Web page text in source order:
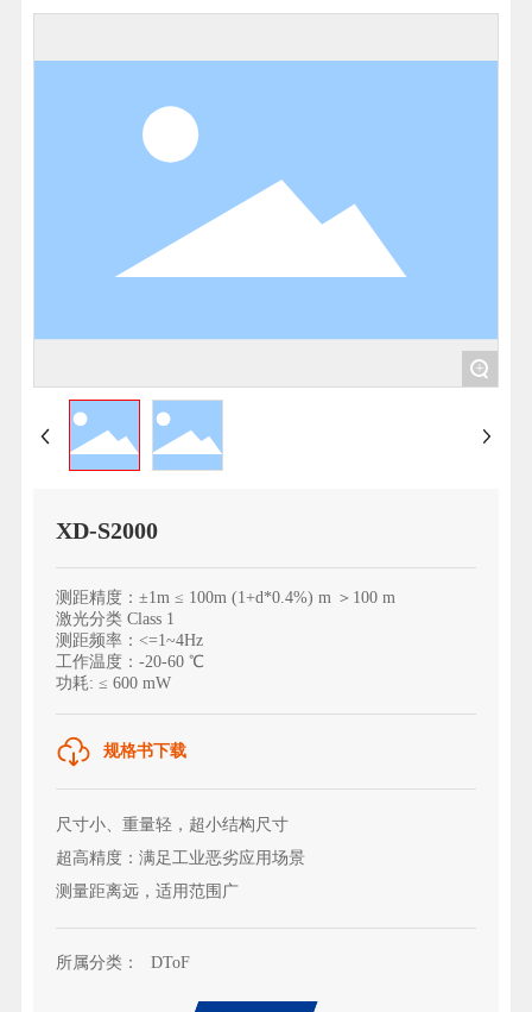
+
XD-S2000
测距精度：±1m ≤ 100m (1+d*0.4%) m ＞100 m
激光分类 Class 1
测距频率：<=1~4Hz
工作温度：-20-60 ℃
功耗: ≤ 600 mW
规格书下载
尺寸小、重量轻，超小结构尺寸
超高精度：满足工业恶劣应用场景
测量距离远，适用范围广
所属分类： DToF